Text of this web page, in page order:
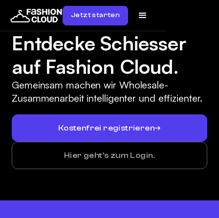
Jetzt starten
Entdecke Schiesser
auf Fashion Cloud.
Gemeinsam machen wir Wholesale-
Zusammenarbeit intelligenter und effizienter.
Kostenfrei registrieren
Hier geht's zum Login.